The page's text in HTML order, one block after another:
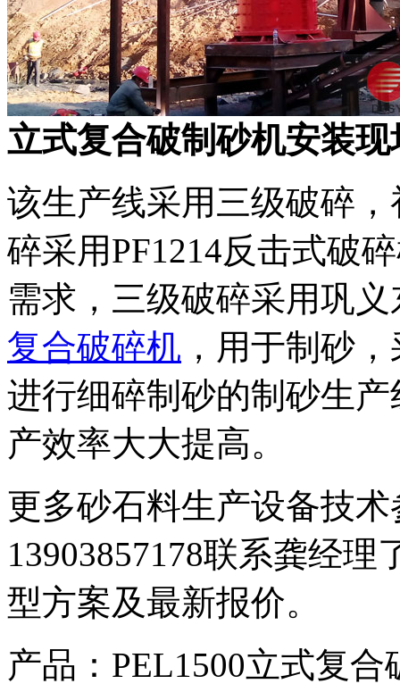
立式复合破制砂机安装现
该生产线采用三级破碎
碎采用PF1214反击式破
需求，三级破碎采用巩
复合破碎机 ，用于制砂
进行细碎制砂的制砂生
产效率大大提高。
更多砂石料生产设备技
13903857178联系龚经理
型方案及最新报价。
产品：PEL1500立式复合